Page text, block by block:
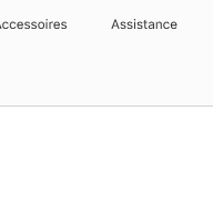
Assistance